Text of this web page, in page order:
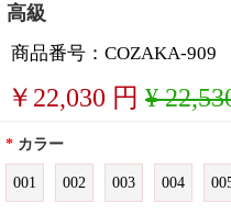
高級
商品番号：COZAKA-909
￥ 22,030 円 ¥
* カラー
001 002 003 004